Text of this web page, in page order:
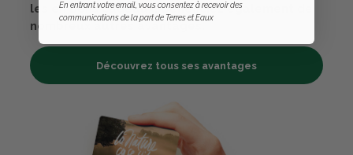
les en bons cadeaux. Bénéficiez également de
nombreux autres avantages.
Découvrez tous ses avantages
En entrant votre email, vous consentez à recevoir des
communications de la part de Terres et Eaux